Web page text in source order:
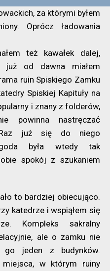
kupy
gnoju
za którymi byłem
Oprócz ładowania
też kawałek dalej,
od dawna miałem
ruin Spiskiego Zamku
Spiskiej Kapituły na
i znany z folderów,
powinna nastręczać
Raz już się do niego
była wtedy tak
spokój z szukaniem
bardziej obiecująco.
katedrze i wspiąłem się
Kompleks sakralny
ale o zamku nie
go jeden z budynków.
miejsca, w którym ruiny